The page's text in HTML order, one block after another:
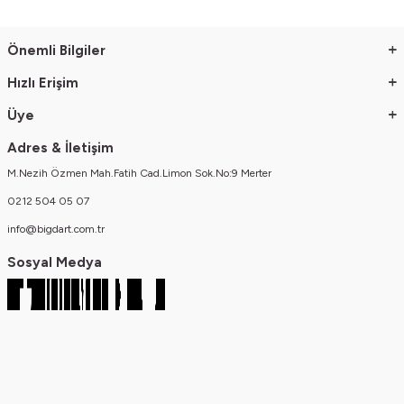
* Giysileri kuruturken direkt günes isigina maruz birakmayiniz
Önemli Bilgiler
Hızlı Erişim
Üye
Adres & İletişim
M.Nezih Özmen Mah.Fatih Cad.Limon Sok.No:9 Merter
0212 504 05 07
info@bigdart.com.tr
Sosyal Medya